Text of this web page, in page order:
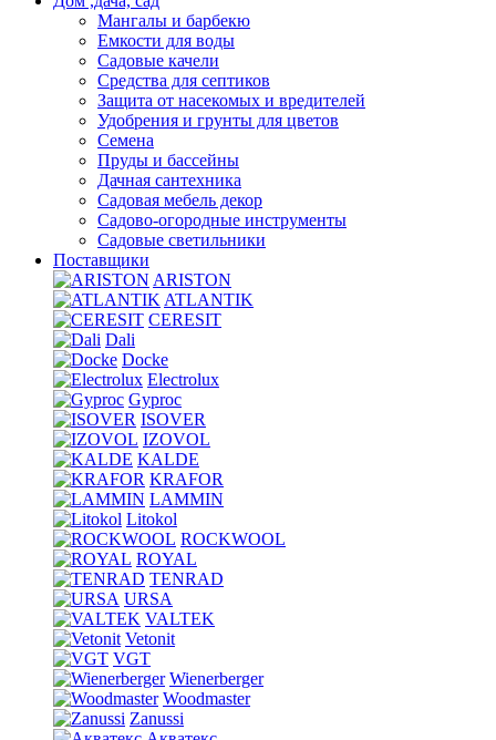
Мангалы и барбекю
Емкости для воды
Садовые качели
Средства для септиков
Защита от насекомых и вредителей
Удобрения и грунты для цветов
Семена
Пруды и бассейны
Дачная сантехника
Садовая мебель декор
Садово-огородные инструменты
Садовые светильники
Поставщики
ARISTON
ATLANTIK
CERESIT
Dali
Docke
Electrolux
Gyproc
ISOVER
IZOVOL
KALDE
KRAFOR
LAMMIN
Litokol
ROCKWOOL
ROYAL
TENRAD
URSA
VALTEK
Vetonit
VGT
Wienerberger
Woodmaster
Zanussi